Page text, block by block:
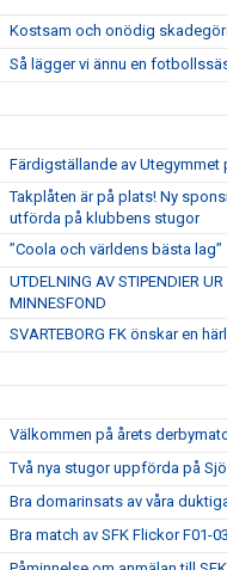
Kostsam och onödig
Så lägger vi ännu en
Färdigställande av Utegymmet
Takplåten är på plats! Ny
utförda på klubbens stugor
”Coola och världens bästa lag”
UTDELNING AV STIPENDIER
MINNESFOND
SVARTEBORG FK önskar en
Välkommen på årets
Två nya stugor uppförda på
Bra domarinsats av våra
Bra match av SFK Flickor F01-